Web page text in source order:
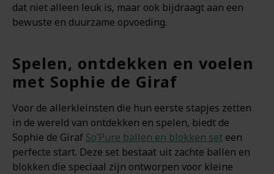
dat niet alleen leuk is, maar ook bijdraagt aan een
bewuste en duurzame opvoeding.
Spelen, ontdekken en voelen
met Sophie de Giraf
Voor de allerkleinsten die hun eerste stapjes zetten
in de wereld van ontdekken en spelen, biedt de
Sophie de Giraf So’Pure ballen en blokken set een
perfecte start. Deze set bestaat uit zachte ballen en
blokken die speciaal zijn ontworpen voor kleine